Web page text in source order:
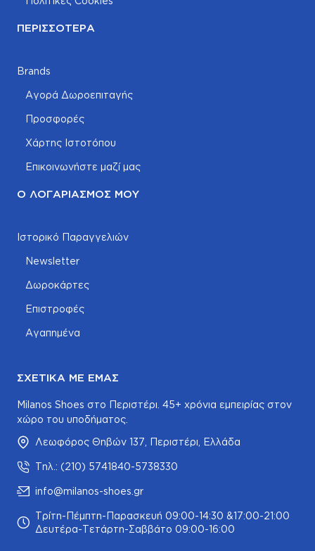
ΠΕΡΙΣΣΌΤΕΡΑ
Brands
Αγορά Δωροεπιταγής
Προσφορές
Χάρτης Ιστοτόπου
Επικοινωνήστε μαζί μας
Ο ΛΟΓΑΡΙΑΣΜΌΣ ΜΟΥ
Ιστορικό Παραγγελιών
Newsletter
Δωροκάρτες
Επιστροφές
Αγαπημένα
ΣΧΕΤΙΚΆ ΜΕ ΕΜΆΣ
Milanos Shoes στο Περιστέρι. 45+ χρόνια εμπειρίας στον
χώρο του υποδήματος.
Λεωφόρος Θηβών 137, Περιστέρι, Ελλάδα
Τηλ.: (210) 5741840-5738330
info@milanos-shoes.gr
Τρίτη-Πέμπτη-Παρασκευή 09:00-14:30 &17:00-21:00
Δευτέρα-Τετάρτη-Σαββάτο 09:00-16:00